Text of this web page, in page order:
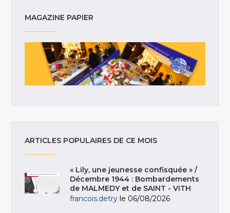
MAGAZINE PAPIER
ARTICLES POPULAIRES DE CE MOIS
« Lily, une jeunesse confisquée » /
Décembre 1944 : Bombardements
de MALMEDY et de SAINT - VITH
francois.detry le 06/08/2026